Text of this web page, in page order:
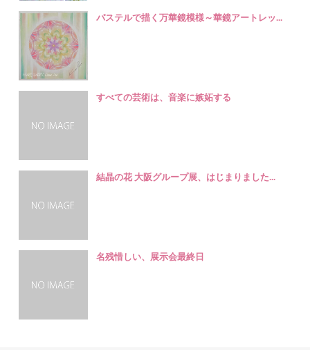
パステルで描く万華鏡模様～華鏡アートレッ...
すべての芸術は、音楽に嫉妬する
結晶の花 大阪グループ展、はじまりました...
名残惜しい、展示会最終日